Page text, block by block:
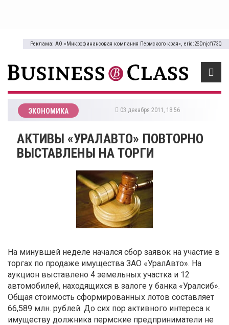
Реклама: АО «Микрофинансовая компания Пермского края», erid:2SDnjcfi73Q
ЭКОНОМИКА 03 декабря 2011, 18:56
АКТИВЫ «УРАЛАВТО» ПОВТОРНО
ВЫСТАВЛЕНЫ НА ТОРГИ
На минувшей неделе начался сбор заявок на участие в
торгах по продаже имущества ЗАО «УралАвто». На
аукцион выставлено 4 земельных участка и 12
автомобилей, находящихся в залоге у банка «Уралсиб».
Общая стоимость сформированных лотов составляет
66,589 млн. рублей. До сих пор активного интереса к
имуществу должника пермские предприниматели не